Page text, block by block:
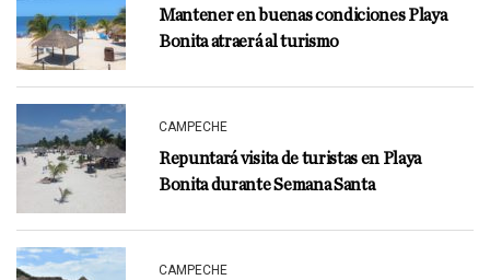
Mantener en buenas condiciones Playa
Bonita atraerá al turismo
CAMPECHE
Repuntará visita de turistas en Playa
Bonita durante Semana Santa
CAMPECHE